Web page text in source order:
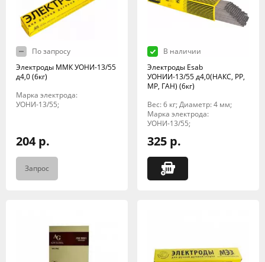
По запросу
Электроды ММК УОНИ-13/55
д4,0 (6кг)
Марка электрода:
УОНИ-13/55;
204 р.
Запрос
В наличии
Электроды Esab
УОНИИ-13/55 д4,0(НАКС, РР,
МР, ГАН) (6кг)
Вес: 6 кг; Диаметр: 4 мм;
Марка электрода:
УОНИ-13/55;
325 р.